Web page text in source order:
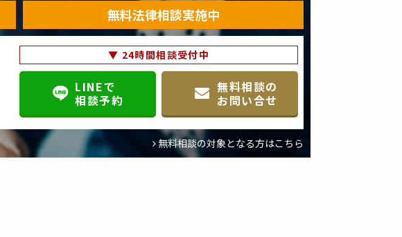
浄水又はその水源を汚染し、よって使用することができないようにし
上７年以下の懲役 【解説】 水道汚染 …
売業者、助産師、弁護士、弁護人、公証人又はこれらの職にあった者
知り得た人の秘密を漏らしたときは、６月 …
ある信書を開けた者は、１年以上の懲役又は２０万円以下の罰金に処
説】 信書開封罪（刑法第１３３条） …
無料法律相談実施中
▼ 24時間相談受付中
LINEで
相談予約
無料相談の
お問い合せ
無料相談の対象となる方はこちら